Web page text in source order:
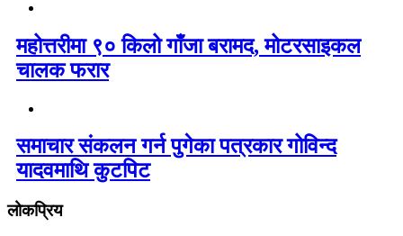
महोत्तरीमा ९० किलो गाँजा बरामद, मोटरसाइकल
चालक फरार
समाचार संकलन गर्न पुगेका पत्रकार गोविन्द
यादवमाथि कुटपिट
लोकप्रिय